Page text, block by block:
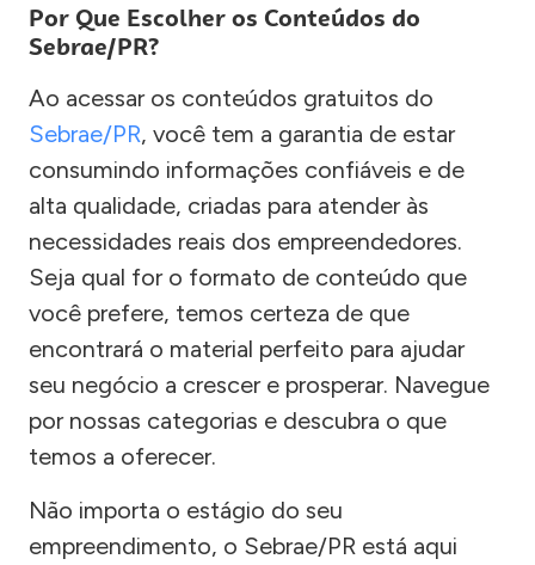
Por Que Escolher os Conteúdos do
Sebrae/PR?
Ao acessar os conteúdos gratuitos do
Sebrae/PR, você tem a garantia de estar
consumindo informações confiáveis e de
alta qualidade, criadas para atender às
necessidades reais dos empreendedores.
Seja qual for o formato de conteúdo que
você prefere, temos certeza de que
encontrará o material perfeito para ajudar
seu negócio a crescer e prosperar. Navegue
por nossas categorias e descubra o que
temos a oferecer.
Não importa o estágio do seu
empreendimento, o Sebrae/PR está aqui